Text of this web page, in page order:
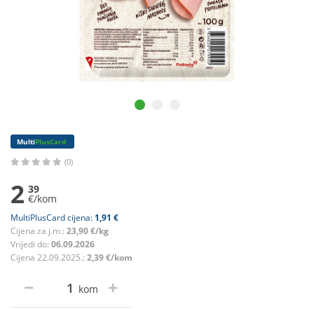
MultiPlusCard
(0)
2 39
€/kom
MultiPlusCard cijena: 1,91 €
Cijena za j.m.: 23,90 €/kg
Vrijedi do: 06.09.2026
Cijena 22.09.2025.: 2,39 €/kom
kom